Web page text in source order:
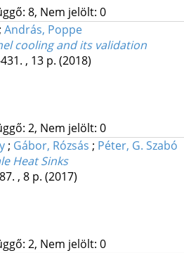
8, Nem jelölt: 0
András, Poppe
cooling and its validation
, 13 p. (2018)
2, Nem jelölt: 0
; Gábor, Rózsás ; Péter, G. Szabó
Heat Sinks
, 8 p. (2017)
2, Nem jelölt: 0